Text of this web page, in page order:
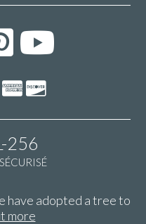
256
have adopted a tree to
more